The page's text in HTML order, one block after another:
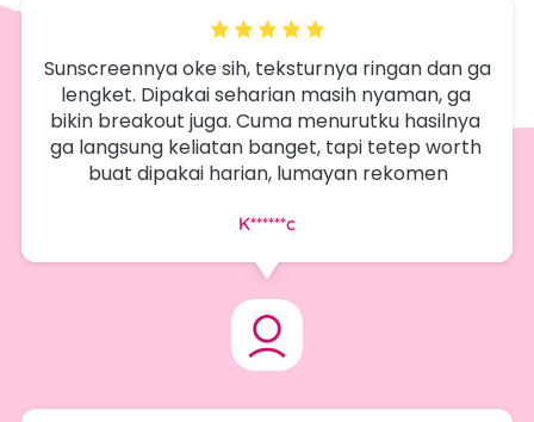
Sunscreennya oke sih, teksturnya ringan dan ga
lengket. Dipakai seharian masih nyaman, ga
bikin breakout juga. Cuma menurutku hasilnya
ga langsung keliatan banget, tapi tetep worth
buat dipakai harian, lumayan rekomen
K******c